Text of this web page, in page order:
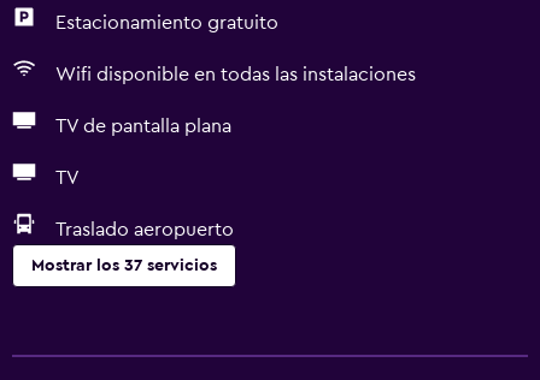
Estacionamiento gratuito
Wifi disponible en todas las instalaciones
TV de pantalla plana
TV
Traslado aeropuerto
Mostrar los 37 servicios
Wifi gratis